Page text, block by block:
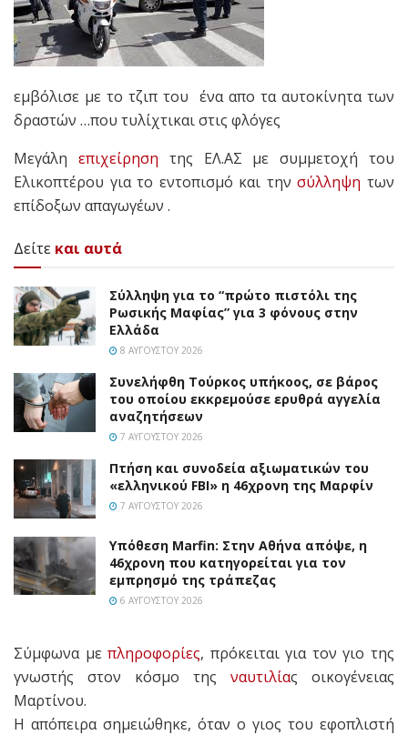
εμβόλισε με το τζιπ του ένα απο τα αυτοκίνητα των
δραστών …που τυλίχτικαι στις φλόγες
Μεγάλη επιχείρηση της ΕΛ.ΑΣ με συμμετοχή του
Ελικοπτέρου για το εντοπισμό και τηνσύλληψη των
επίδοξων απαγωγέων .
Δείτε και αυτά
Σύλληψη για το “πρώτο πιστόλι της
Ρωσικής Μαφίας” για 3 φόνους στην
Ελλάδα
8 ΑΥΓΟΎΣΤΟΥ 2026
Συνελήφθη Τούρκος υπήκοος, σε βάρος
του οποίου εκκρεμούσε ερυθρά αγγελία
αναζητήσεων
7 ΑΥΓΟΎΣΤΟΥ 2026
Πτήση και συνοδεία αξιωματικών του
«ελληνικού FBI» η 46χρονη της Μαρφίν
7 ΑΥΓΟΎΣΤΟΥ 2026
Υπόθεση Marfin: Στην Αθήνα απόψε, η
46χρονη που κατηγορείται για τον
εμπρησμό της τράπεζας
6 ΑΥΓΟΎΣΤΟΥ 2026
Σύμφωνα μεπληροφορίες, πρόκειται για τον γιο της
γνωστής στον κόσμο της ναυτιλίας οικογένειας
Μαρτίνου.
Η απόπειρα σημειώθηκε, όταν ο γιος του εφοπλιστή